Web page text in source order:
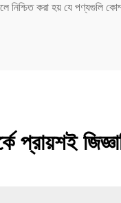
করা হয় যে পণ্যগুলি
প্রায়শই